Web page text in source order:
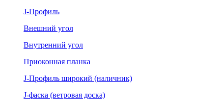
J-Профиль
Внешний угол
Внутренний угол
Приоконная планка
J-Профиль широкий (наличник)
J-фаска (ветровая доска)